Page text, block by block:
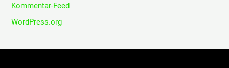
Kommentar-Feed
WordPress.org